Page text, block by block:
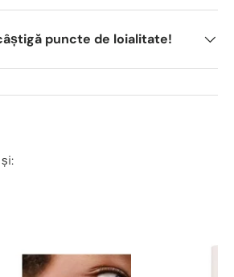
puncte de loialitate!